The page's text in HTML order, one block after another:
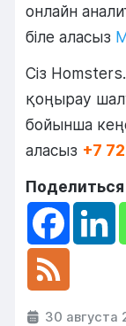
онлайн
біле аласыз
Сіз
қоңырау
бойынша
аласыз +7
30 августа